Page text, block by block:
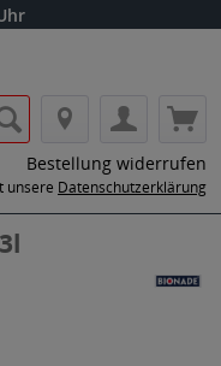
Bestellung widerrufen
unsere Datenschutzerklärung